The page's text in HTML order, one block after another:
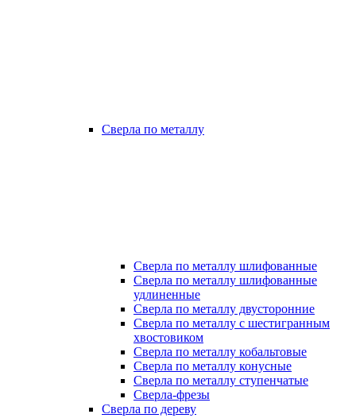
Сверла по металлу
Сверла по металлу шлифованные
Сверла по металлу шлифованные
удлиненные
Сверла по металлу двусторонние
Сверла по металлу с шестигранным
хвостовиком
Сверла по металлу кобальтовые
Сверла по металлу конусные
Сверла по металлу ступенчатые
Сверла-фрезы
Сверла по дереву